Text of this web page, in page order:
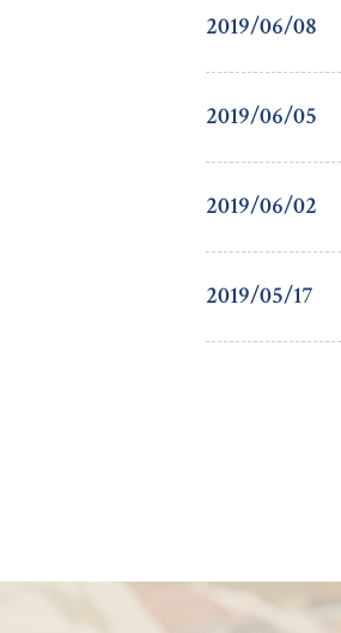
2019/06/08
2019/06/05
2019/06/02
2019/05/17